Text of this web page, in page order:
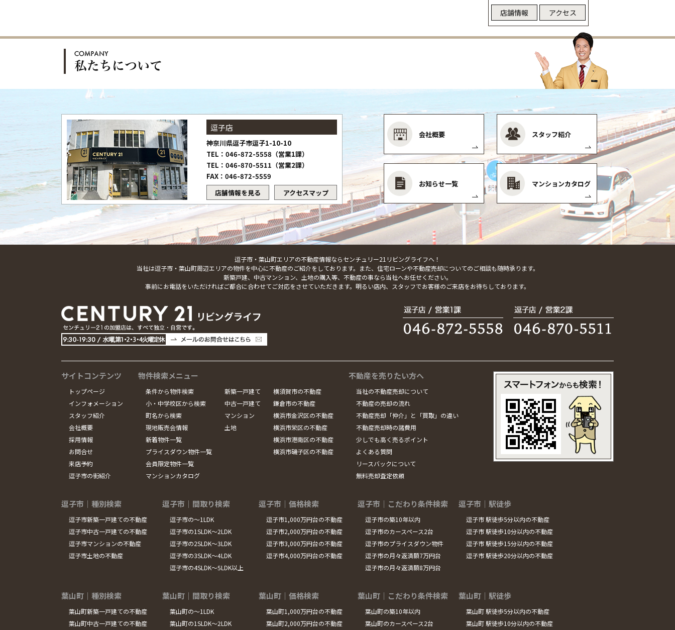
店舗情報 アクセス
逗子店
神奈川県逗子市逗子1-10-10
TEL：046-872-5558（営業1課）
TEL：046-870-5511（営業2課）
FAX：046-872-5559
店舗情報を見る
アクセスマップ
会社概要 スタッフ紹介
お知らせ一覧 マンションカタログ
逗子市・葉山町エリアの不動産情報ならセンチュリー21リビングライフへ！
当社は逗子市・葉山町周辺エリアの物件を中心に不動産のご紹介をしております。また、住宅ローンや不動産売却についてのご相談も随時承ります。
新築戸建、中古マンション、土地の購入等、不動産の事なら当社へお任せください。
事前にお電話をいただければご都合に合わせてご対応をさせていただきます。明るい店内、スタッフでお客様のご来店をお待ちしております。
サイトコンテンツ
トップページ
インフォメーション
スタッフ紹介
会社概要
採用情報
お問合せ
来店予約
逗子市の街紹介
物件検索メニュー
条件から物件検索
小・中学校区から検索
町名から検索
現地販売会情報
新着物件一覧
プライスダウン物件一覧
会員限定物件一覧
マンションカタログ
新築一戸建て
中古一戸建て
マンション
土地
横須賀市の不動産
鎌倉市の不動産
横浜市金沢区の不動産
横浜市栄区の不動産
横浜市港南区の不動産
横浜市磯子区の不動産
不動産を売りたい方へ
当社の不動産売却について
不動産の売却の流れ
不動産売却「仲介」と「買取」の違い
不動産売却時の諸費用
少しでも高く売るポイント
よくある質問
リースバックについて
無料売却査定依頼
逗子市｜種別検索
逗子市新築一戸建ての不動産
逗子市中古一戸建ての不動産
逗子市マンションの不動産
逗子市土地の不動産
逗子市｜間取り検索
逗子市の～1LDK
逗子市の1SLDK～2LDK
逗子市の2SLDK～3LDK
逗子市の3SLDK～4LDK
逗子市の4SLDK～5LDK以上
逗子市｜価格検索
逗子市1,000万円台の不動産
逗子市2,000万円台の不動産
逗子市3,000万円台の不動産
逗子市4,000万円台の不動産
逗子市｜こだわり条件検索
逗子市の築10年以内
逗子市のカースペース2台
逗子市のプライスダウン物件
逗子市の月々返済額7万円台
逗子市の月々返済額8万円台
逗子市｜駅徒歩
逗子市 駅徒歩5分以内の不動産
逗子市 駅徒歩10分以内の不動産
逗子市 駅徒歩15分以内の不動産
逗子市 駅徒歩20分以内の不動産
葉山町｜種別検索
葉山町新築一戸建ての不動産
葉山町中古一戸建ての不動産
葉山町｜間取り検索
葉山町の～1LDK
葉山町の1SLDK～2LDK
葉山町｜価格検索
葉山町1,000万円台の不動産
葉山町2,000万円台の不動産
葉山町｜こだわり条件検索
葉山町の築10年以内
葉山町のカースペース2台
葉山町｜駅徒歩
葉山町 駅徒歩5分以内の不動産
葉山町 駅徒歩10分以内の不動産